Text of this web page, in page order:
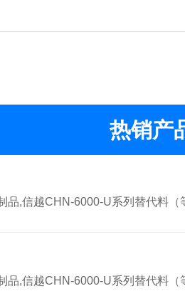
热销产
,信越CHN-6000-U系列替代料（
,信越CHN-6000-U系列替代料（